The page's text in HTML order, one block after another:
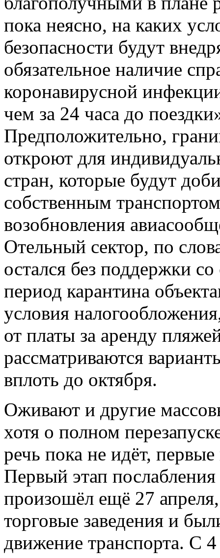
пока неясно, на каких
безопасности будут
обязательное наличие
коронавирусной
чем за 24 часа до
Предположительно,
откроют для
стран, которые будут
собственным
возобновления
Отельный сектор, по
остался без поддержки
период карантина
условия
от платы за аренду
рассматриваются
вплоть до октября.
Оживают и другие
хотя о полном
речь пока не идёт,
Первый этап
произошёл ещё 27
торговые заведения и
движение транспорта. С